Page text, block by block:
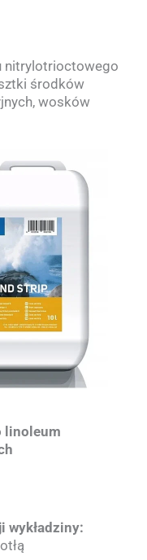
nitrylotrioctowego
środków
wosków
linoleum
wykładziny: